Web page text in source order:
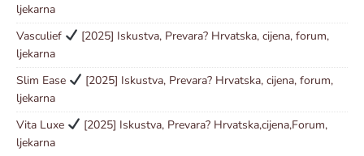
ljekarna
Vasculief
[2025] Iskustva, Prevara? Hrvatska, cijena, forum,
ljekarna
Slim Ease
[2025] Iskustva, Prevara? Hrvatska, cijena, forum,
ljekarna
Vita Luxe
[2025] Iskustva, Prevara? Hrvatska,cijena,Forum,
ljekarna